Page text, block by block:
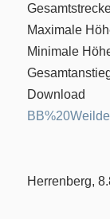
Maximale
Minimale
Herrenberg,